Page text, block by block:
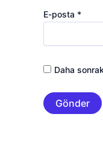
E-posta *
Daha